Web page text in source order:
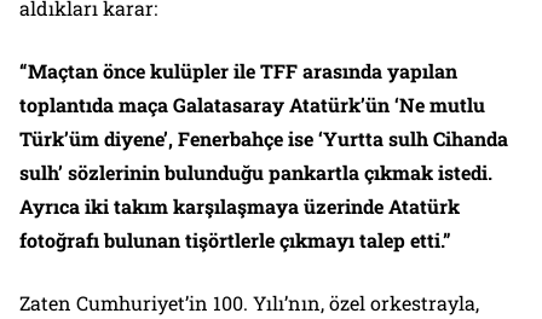
aldıkları karar:
“Maçtan önce kulüpler ile TFF arasında yapılan
toplantıda maça Galatasaray Atatürk’ün ‘Ne mutlu
Türk’üm diyene’, Fenerbahçe ise ‘Yurtta sulh Cihanda
sulh’ sözlerinin bulunduğu pankartla çıkmak istedi.
Ayrıca iki takım karşılaşmaya üzerinde Atatürk
fotoğrafı bulunan tişörtlerle çıkmayı talep etti.”
Zaten Cumhuriyet’in 100. Yılı’nın, özel orkestrayla,